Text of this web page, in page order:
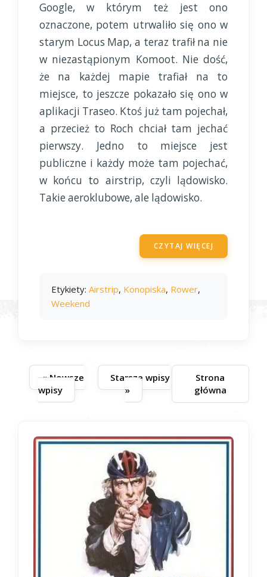
Google, w którym też jest ono
oznaczone, potem utrwaliło się ono w
starym Locus Map, a teraz trafił na nie
w niezastąpionym Komoot. Nie dość,
że na każdej mapie trafiał na to
miejsce, to jeszcze pokazało się ono w
aplikacji Traseo. Ktoś już tam pojechał,
a przecież to Roch chciał tam jechać
pierwszy. Jedno to miejsce jest
publiczne i każdy może tam pojechać,
w końcu to airstrip, czyli lądowisko.
Takie aeroklubowe, ale lądowisko.
CZYTAJ WIĘCEJ
Etykiety: Airstrip, Konopiska, Rower,
Weekend
« Nowsze
wpisy
Starsze wpisy
»
Strona
główna